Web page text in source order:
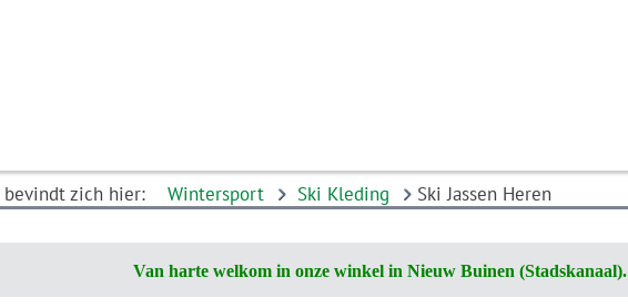
bevindt zich hier: Wintersport Ski Kleding Ski Jassen Heren
Van harte welkom in onze winkel in Nieuw Buinen (Stadskanaal).